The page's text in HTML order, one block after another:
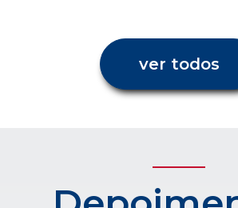
condominial com
confiança